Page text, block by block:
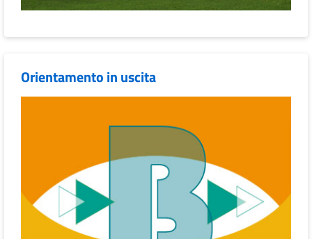
Orientamento in uscita